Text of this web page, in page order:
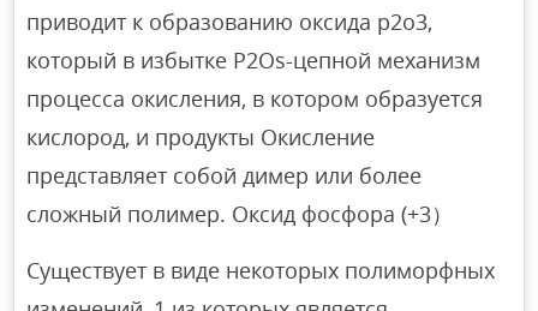
приводит к образованию оксида р2о3,
который в избытке P2Os-цепной механизм
процесса окисления, в котором образуется
кислород, и продукты Окисление
представляет собой димер или более
сложный полимер. Оксид фосфора (+3）
Существует в виде некоторых полиморфных